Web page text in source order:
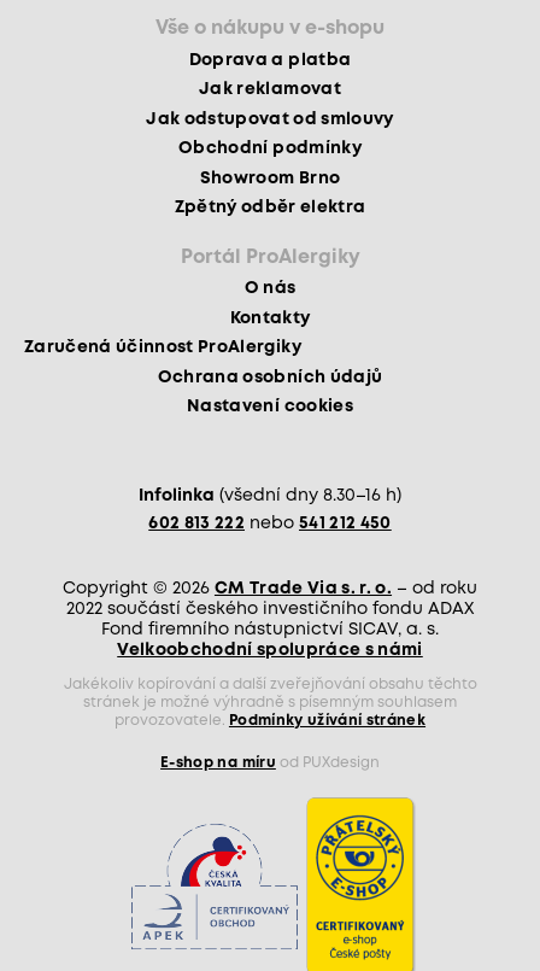
Vše o nákupu v e-shopu
Doprava a platba
Jak reklamovat
Jak odstupovat od smlouvy
Obchodní podmínky
Showroom Brno
Zpětný odběr elektra
Portál ProAlergiky
O nás
Kontakty
Zaručená účinnost ProAlergiky
Ochrana osobních údajů
Nastavení cookies
Infolinka (všední dny 8.30–16 h)
602 813 222 nebo 541 212 450
Copyright © 2026 CM Trade Via s. r. o. – od roku
2022 součástí českého investičního fondu ADAX
Fond firemního nástupnictví SICAV, a. s.
Velkoobchodní spolupráce s námi
Jakékoliv kopírování a další zveřejňování obsahu těchto
stránek je možné výhradně s písemným souhlasem
provozovatele. Podmínky užívání stránek
E-shop na míru od PUXdesign